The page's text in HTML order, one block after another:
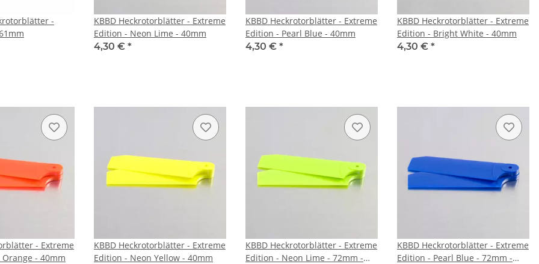
-
KBBD Heckrotorblätter - Extreme
Edition - Neon Lime - 40mm
4,30 € *
KBBD Heckrotorblätter - Extreme
Edition - Pearl Blue - 40mm
4,30 € *
KBBD Heckrotorblätter - Extreme
Edition - Bright White - 40mm
4,30 € *
- Extreme
- 40mm
KBBD Heckrotorblätter - Extreme
Edition - Neon Yellow - 40mm
KBBD Heckrotorblätter - Extreme
Edition - Neon Lime - 72mm -
KBBD Heckrotorblätter - Extreme
Edition - Pearl Blue - 72mm -